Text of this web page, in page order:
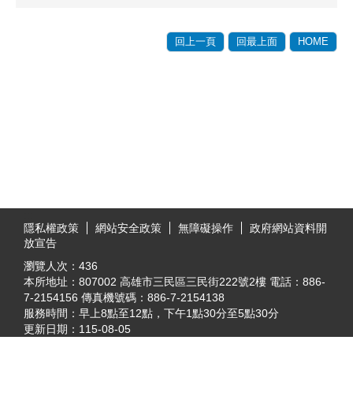
回上一頁 回最上面 HOME
隱私權政策
網站安全政策 無障礙操作
政府網站資料開
放宣告
瀏覽人次： 436
本所地址：807002 高雄市三民區三民街222號2樓 電話：886-
7-2154156 傳真機號碼：886-7-2154138
服務時間：早上8點至12點，下午1點30分至5點30分
更新日期： 115-08-05